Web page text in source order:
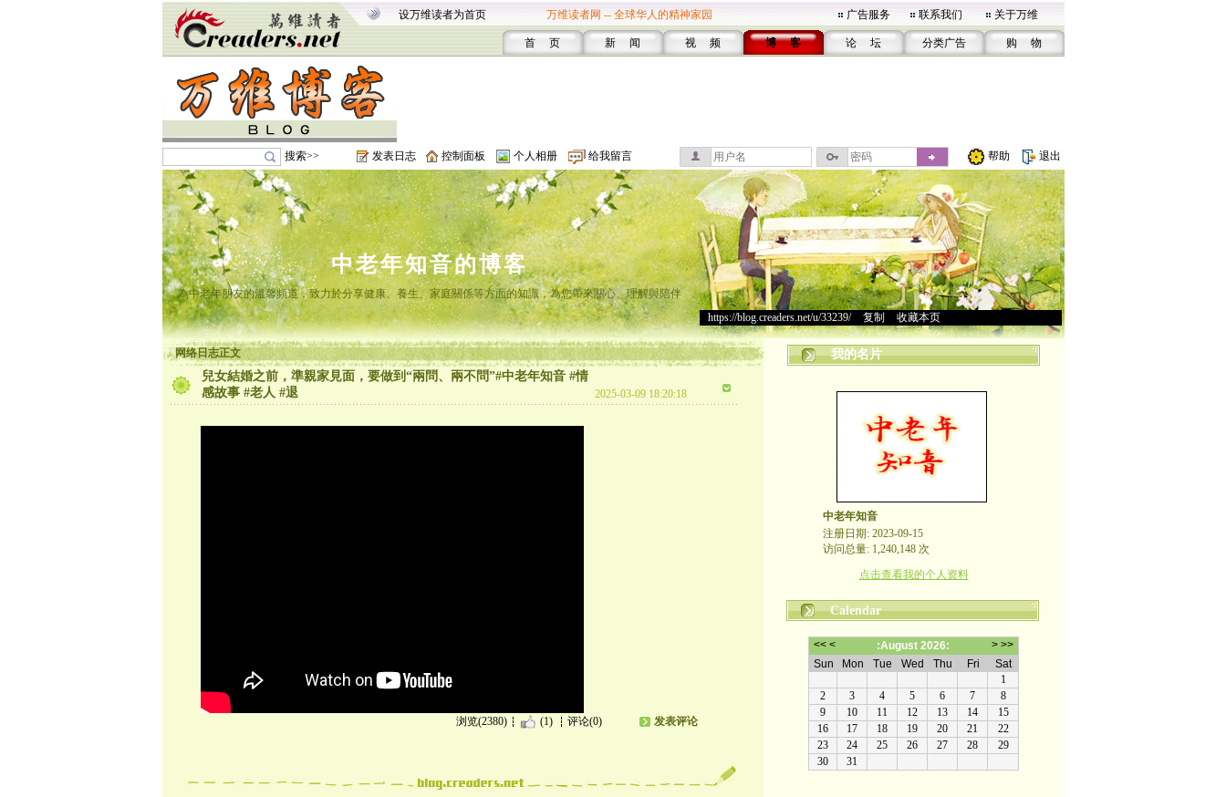
设万维读者为首页 万维读者网 -- 全球华人的精神家园 广告服务 联系我们 关于万维
首 页 新 闻 视 频 博 客 论 坛 分类广告 购 物
搜索>> 发表日志 控制面板 个人相册 给我留言 帮助 退出
中老年知音的博客
為中老年朋友的溫馨頻道，致力於分享健康、養生、家庭關係等方面的知識，為您帶來關心、理解與陪伴
https://blog.creaders.net/u/33239/> 复制 收藏本页
网络日志正文
兒女結婚之前，準親家見面，要做到“兩問、兩不問”#中老年知音 #情
感故事 #老人 #退
2025-03-09 18:20:18
浏览(2380) (1) 评论(0) 发表评论
我的名片
中老年知音
注册日期: 2023-09-15
访问总量: 1,240,148 次
点击查看我的个人资料
Calendar